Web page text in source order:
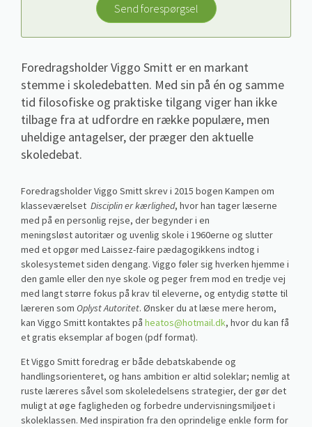
Send forespørgsel
Foredragsholder Viggo Smitt er en markant
stemme i skoledebatten. Med sin på én og samme
tid filosofiske og praktiske tilgang viger han ikke
tilbage fra at udfordre en række populære, men
uheldige antagelser, der præger den aktuelle
skoledebat.
Foredragsholder Viggo Smitt skrev i 2015 bogen Kampen om
klasseværelset Disciplin er kærlighed, hvor han tager læserne
med på en personlig rejse, der begynder i en
meningsløst autoritær og uvenlig skole i 1960erne og slutter
med et opgør med Laissez-faire pædagogikkens indtog i
skolesystemet siden dengang. Viggo føler sig hverken hjemme i
den gamle eller den nye skole og peger frem mod en tredje vej
med langt større fokus på krav til eleverne, og entydig støtte til
læreren som Oplyst Autoritet. Ønsker du at læse mere herom,
kan Viggo Smitt kontaktes på heatos@hotmail.dk, hvor du kan få
et gratis eksemplar af bogen (pdf format).
Et Viggo Smitt foredrag er både debatskabende og
handlingsorienteret, og hans ambition er altid soleklar; nemlig at
ruste læreres såvel som skoleledelsens strategier, der gør det
muligt at øge fagligheden og forbedre undervisningsmiljøet i
skoleklassen. Med inspiration fra den oprindelige enkle form for